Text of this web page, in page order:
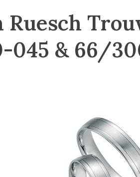
Ruesch
045 & 66/